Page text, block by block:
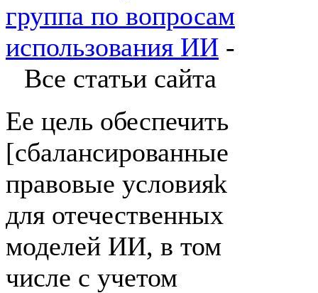
группа по вопросам
использования ИИ -
Все статьи сайта
Ее цель обеспечить
[сбалансированные
правовые условияk
для отечественных
моделей ИИ, в том
числе с учетом